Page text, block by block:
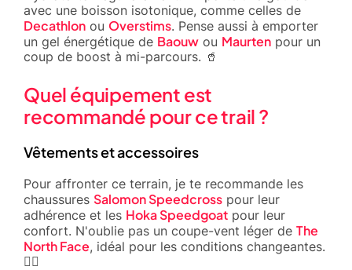
avec une boisson isotonique, comme celles de
Decathlon ou Overstims. Pense aussi à emporter
un gel énergétique de Baouw ou Maurten pour un
coup de boost à mi-parcours. 🥤
Quel équipement est
recommandé pour ce trail ?
Vêtements et accessoires
Pour affronter ce terrain, je te recommande les
chaussures Salomon Speedcross pour leur
adhérence et les Hoka Speedgoat pour leur
confort. N'oublie pas un coupe-vent léger de The
North Face, idéal pour les conditions changeantes.
🏃‍♂️